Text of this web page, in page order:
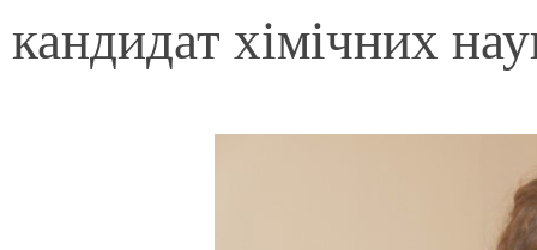
кандидат хімічних